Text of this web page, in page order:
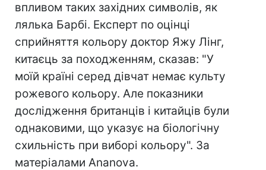
впливом таких західних символів, як
лялька Барбі. Експерт по оцінці
сприйняття кольору доктор Яжу Лінг,
китаєць за походженням, сказав: "У
моїй країні серед дівчат немає культу
рожевого кольору. Але показники
дослідження британців і китайців були
однаковими, що указує на біологічну
схильність при виборі кольору". За
матеріалами Ananova.